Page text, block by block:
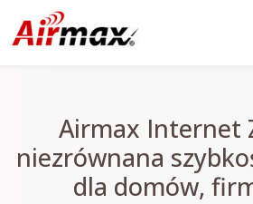
Airmax Internet
niezrównana
dla domów,